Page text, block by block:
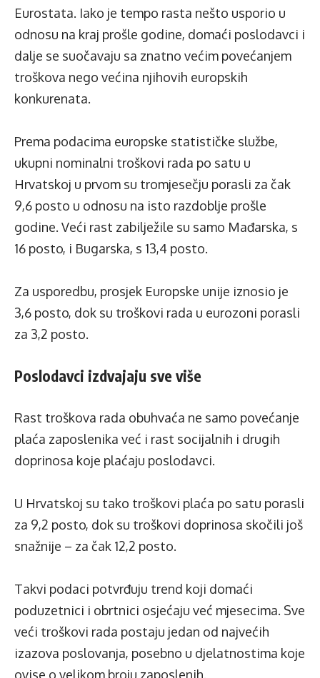
Eurostata. Iako je tempo rasta nešto usporio u
odnosu na kraj prošle godine, domaći poslodavci i
dalje se suočavaju sa znatno većim povećanjem
troškova nego većina njihovih europskih
konkurenata.
Prema podacima europske statističke službe,
ukupni nominalni troškovi rada po satu u
Hrvatskoj u prvom su tromjesečju porasli za čak
9,6 posto u odnosu na isto razdoblje prošle
godine. Veći rast zabilježile su samo Mađarska, s
16 posto, i Bugarska, s 13,4 posto.
Za usporedbu, prosjek Europske unije iznosio je
3,6 posto, dok su troškovi rada u eurozoni porasli
za 3,2 posto.
Poslodavci izdvajaju sve više
Rast troškova rada obuhvaća ne samo povećanje
plaća zaposlenika već i rast socijalnih i drugih
doprinosa koje plaćaju poslodavci.
U Hrvatskoj su tako troškovi plaća po satu porasli
za 9,2 posto, dok su troškovi doprinosa skočili još
snažnije – za čak 12,2 posto.
Takvi podaci potvrđuju trend koji domaći
poduzetnici i obrtnici osjećaju već mjesecima. Sve
veći troškovi rada postaju jedan od najvećih
izazova poslovanja, posebno u djelatnostima koje
ovise o velikom broju zaposlenih.